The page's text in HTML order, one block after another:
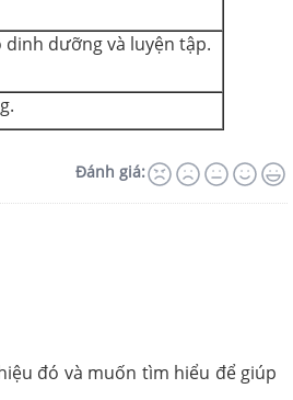
dinh dưỡng và luyện tập.
Đánh giá:
đó và muốn tìm hiểu để giúp